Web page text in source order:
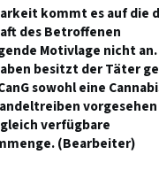
kommt es auf die
des Betroffenen
Motivlage nicht an.
besitzt der Täter
sowohl eine
verfügbare
(Bearbeiter)